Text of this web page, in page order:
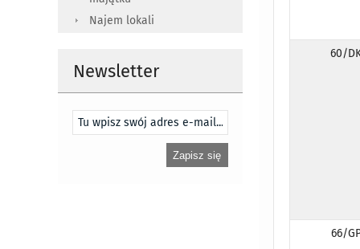
60/
66/
Najem lokali
Newsletter